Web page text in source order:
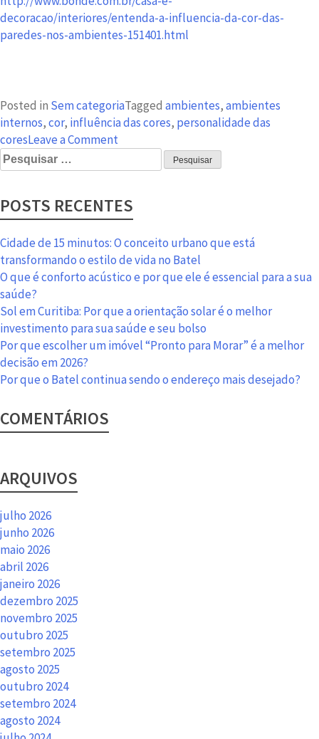
decoracao/interiores/entenda-a-influencia-da-cor-das-
paredes-nos-ambientes-151401.html
Posted in Sem categoriaTagged ambientes,ambientes
internos,cor, influência das cores, personalidade das
coresLeave a Comment
Ambientes
internos
influenciados
pelas
cores
Pesquisar
por:
POSTS RECENTES
Cidade de 15 minutos: O conceito urbano que está
transformando o estilo de vida no Batel
O que é conforto acústico e por que ele é essencial para a sua
saúde?
Sol em Curitiba: Por que a orientação solar é o melhor
investimento para sua saúde e seu bolso
Por que escolher um imóvel “Pronto para Morar” é a melhor
decisão em 2026?
Por que o Batel continua sendo o endereço mais desejado?
COMENTÁRIOS
ARQUIVOS
julho 2026
junho 2026
maio 2026
abril 2026
janeiro 2026
dezembro 2025
novembro 2025
outubro 2025
setembro 2025
agosto 2025
outubro 2024
setembro 2024
agosto 2024